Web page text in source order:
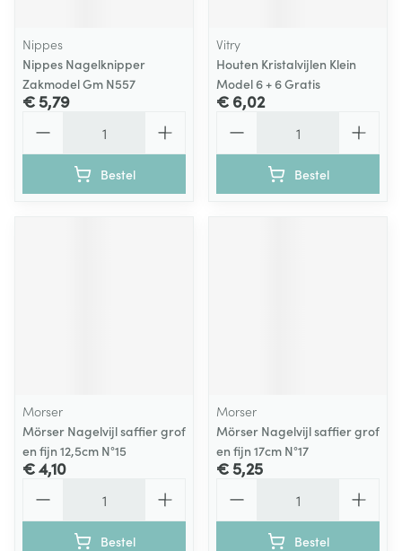
Nippes
Nippes Nagelknipper
Zakmodel Gm N557
€ 5,79
Bestel
Vitry
Houten Kristalvijlen Klein
Model 6 + 6 Gratis
€ 6,02
Bestel
Morser
Mörser Nagelvijl saffier grof
en fijn 12,5cm N°15
€ 4,10
Bestel
Morser
Mörser Nagelvijl saffier grof
en fijn 17cm N°17
€ 5,25
Bestel